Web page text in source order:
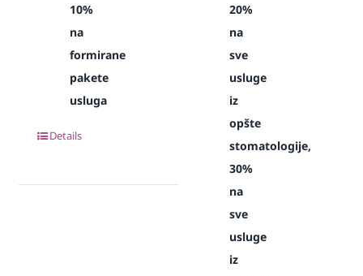
10%
na
formirane
pakete
usluga
Details
20%
na
sve
usluge
iz
opšte
stomatologije,
30%
na
sve
usluge
iz